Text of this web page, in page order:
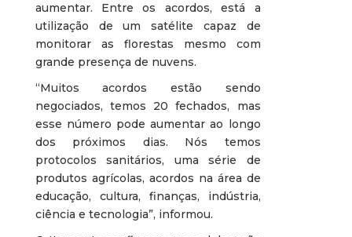
aumentar. Entre os acordos, está a
utilização de um satélite capaz de
monitorar as florestas mesmo com
grande presença de nuvens.
“Muitos acordos estão sendo
negociados, temos 20 fechados, mas
esse número pode aumentar ao longo
dos próximos dias. Nós temos
protocolos sanitários, uma série de
produtos agrícolas, acordos na área de
educação, cultura, finanças, indústria,
ciência e tecnologia”, informou.